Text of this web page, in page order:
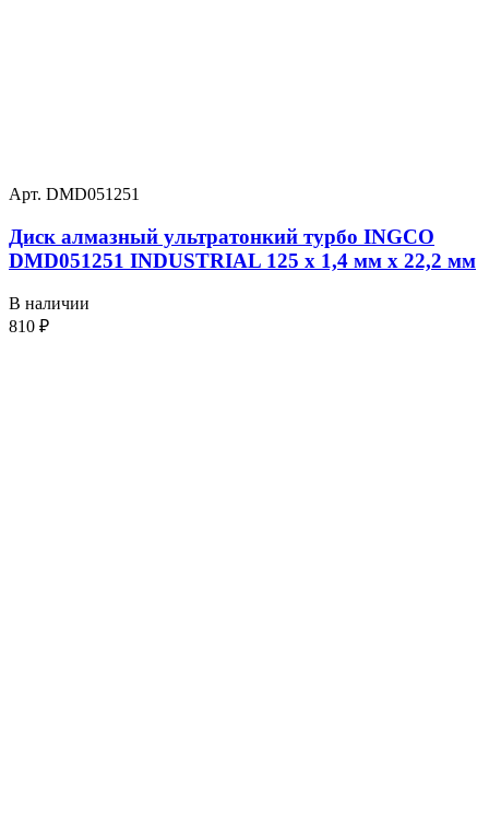
Арт. DMD051251
Диск алмазный ультратонкий турбо INGCO
DMD051251 INDUSTRIAL 125 х 1,4 мм x 22,2 мм
В наличии
810 ₽